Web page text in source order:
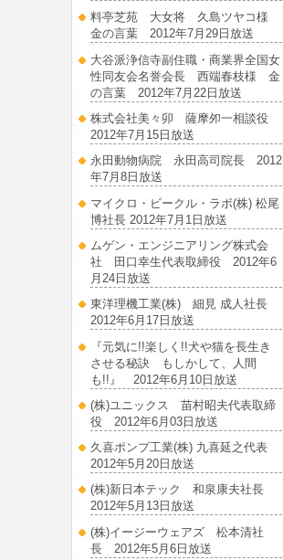
料亭芝苑 大女将 久島ツヤコ様
金の言葉 2012年7月29日放送
大谷派浄信寺副住職・商業界全国女
性同友会名誉会長 西端春枝様 金
の言葉 2012年7月22日放送
株式会社美々卯 薩摩夘一相談役
2012年7月15日放送
永田動物病院 永田高司院長 2012
年7月8日放送
マイクロ・ビークル・ラボ(株) 松尾
博社長 2012年7月1日放送
ムゲン・エンジニアリング株式会
社 田口幸生代表取締役 2012年6
月24日放送
東洋理機工業(株) 細見 成人社長
2012年6月17日放送
『元気に!!楽しく!!犬や猫を長生き
させる秘訣 もしかして、人間
も!!』 2012年6月10日放送
(株)ユニックス 苗村昭夫代表取締
役 2012年6月03日放送
久喜ポンプ工業(株) 九喜延之代表
2012年5月20日放送
(株)新日本テック 和泉康夫社長
2012年5月13日放送
(株)イージーウェアズ 松本清社
長 2012年5月6日放送